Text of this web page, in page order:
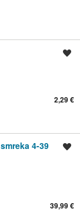
2,29 €
4-39
39,99 €